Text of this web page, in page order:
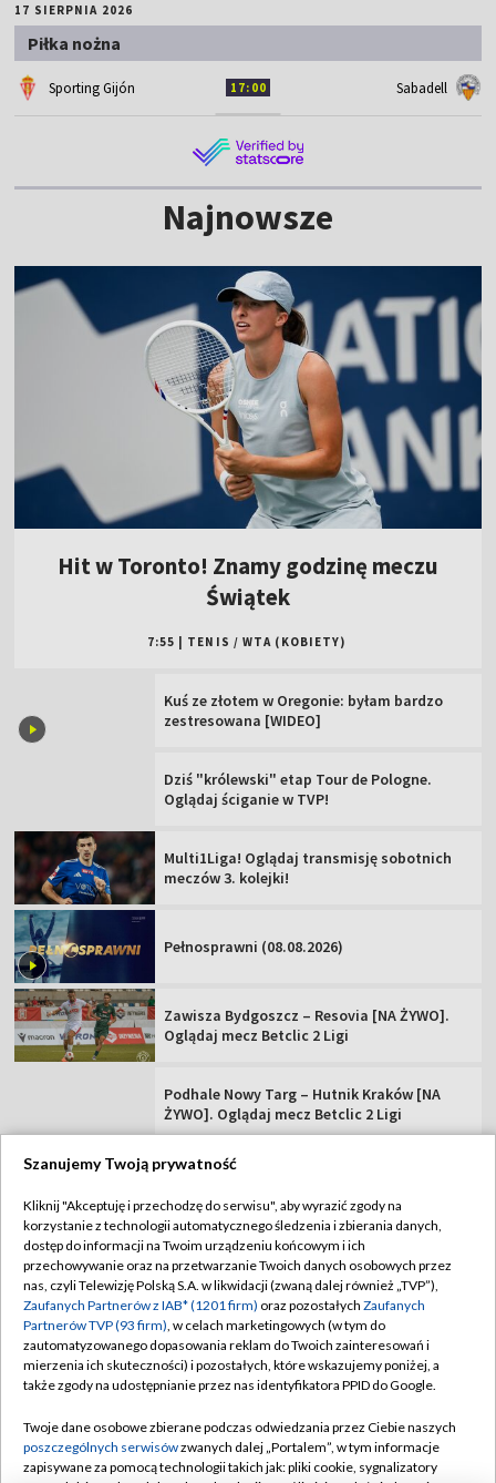
17 SIERPNIA 2026
Piłka nożna
Sporting Gijón 17:00 Sabadell
Najnowsze
Hit w Toronto! Znamy godzinę meczu
Świątek
7:55 TENIS / WTA (KOBIETY)
Kuś ze złotem w Oregonie: byłam bardzo
zestresowana [WIDEO]
Dziś "królewski" etap Tour de Pologne.
Oglądaj ściganie w TVP!
Multi1Liga! Oglądaj transmisję sobotnich
meczów 3. kolejki!
Pełnosprawni (08.08.2026)
Zawisza Bydgoszcz – Resovia [NA ŻYWO].
Oglądaj mecz Betclic 2 Ligi
Podhale Nowy Targ – Hutnik Kraków [NA
ŻYWO]. Oglądaj mecz Betclic 2 Ligi
TVP
Abonament TVP
Sklep TVP
Biuro Reklamy
Oferta Handlowa
Emisja w TVP
Regulamin TVP
Polityka prywatności
Moje zgody
Biuro reklamy
Szanujemy Twoją prywatność
Kliknij "Akceptuję i przechodzę do serwisu", aby wyrazić zgody na
korzystanie z technologii automatycznego śledzenia i zbierania danych,
dostęp do informacji na Twoim urządzeniu końcowym i ich
przechowywanie oraz na przetwarzanie Twoich danych osobowych przez
nas, czyli Telewizję Polską S.A. w likwidacji (zwaną dalej również „TVP”),
Zaufanych Partnerów z IAB* (1201 firm) oraz pozostałych Zaufanych
Partnerów TVP (93 firm), w celach marketingowych (w tym do
zautomatyzowanego dopasowania reklam do Twoich zainteresowań i
mierzenia ich skuteczności) i pozostałych, które wskazujemy poniżej, a
także zgody na udostępnianie przez nas identyfikatora PPID do Google.
Twoje dane osobowe zbierane podczas odwiedzania przez Ciebie naszych
poszczególnych serwisówzwanych dalej „Portalem”, w tym informacje
zapisywane za pomocą technologii takich jak: pliki cookie, sygnalizatory